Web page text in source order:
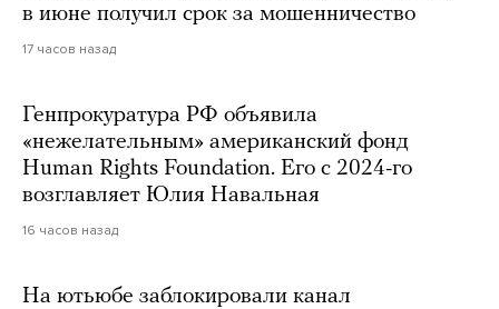
в июне получил срок за мошенничество
17 часов назад
Генпрокуратура РФ объявила
«нежелательным» американский фонд
Human Rights Foundation. Его с 2024-го
возглавляет Юлия Навальная
16 часов назад
На ютьюбе заблокировали канал